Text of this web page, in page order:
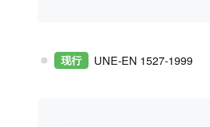
现行 UNE-EN 1527-1999